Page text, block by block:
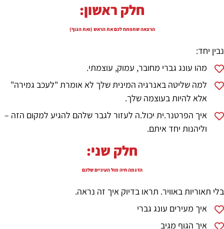
חלק ראשון:
הרצאה שתפתח לכם את הראש (ואת הגוף)
נבין יחד:
מהו עונג גברי מחובר, עמוק, עוצמתי.
למה שליטה באנרגיה המינית שלך לא אומרת "לעכב גמירה"
אלא להיות בעוצמה שלך.
איך הפרטנר.ית יכול.ה לעזור לגבר שלהם להגיע למקום הזה –
וליהנות יחד איתם.
חלק שני:
הדגמה חיה מול העיניים שלכם
בלי תאוריות באוויר. תראו בדיוק איך זה נראה.
איך מעירים עונג גברי
איך הגוף מגיב